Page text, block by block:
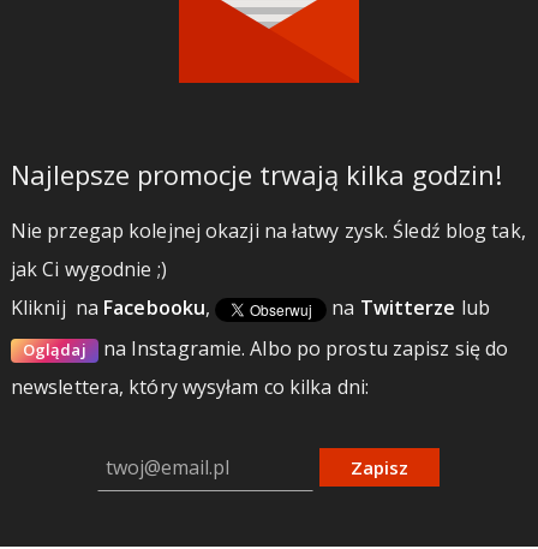
Najlepsze promocje trwają kilka godzin!
Nie przegap kolejnej okazji na łatwy zysk. Śledź blog tak,
jak Ci wygodnie ;)
Kliknij na Facebooku, na Twitterze lub
Oglądaj na Instagramie.Albo po prostu zapisz się do
newslettera, który wysyłam co kilka dni:
Zapisz